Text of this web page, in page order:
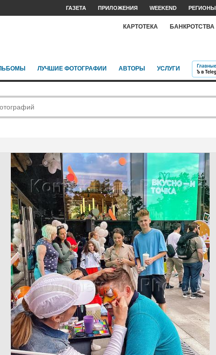
ГАЗЕТА ПРИЛОЖЕНИЯ WEEKEND РЕГИОНЫ
КАРТОТЕКА БАНКРОТСТВА
ЛУЧШИЕ ФОТОГРАФИИ АВТОРЫ УСЛУГИ